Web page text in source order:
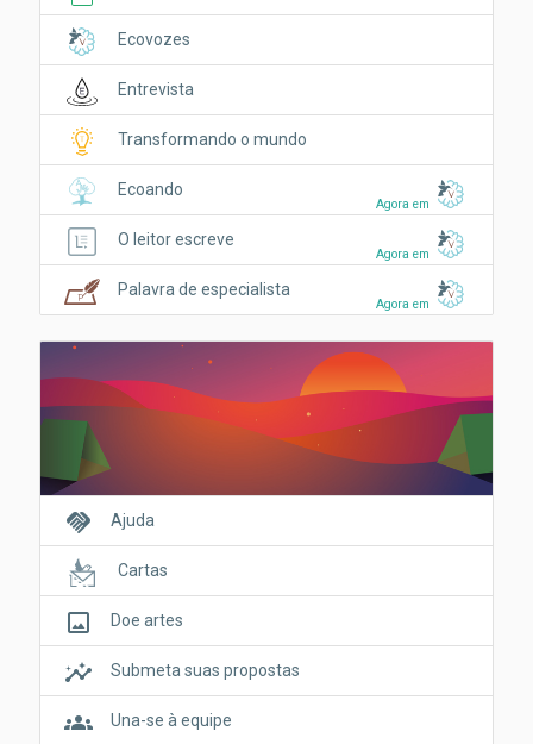
Ecovozes
Entrevista
Transformando o mundo
Agora em
Ecoando
Agora em
O leitor escreve
Agora em
Palavra de especialista
handshake Ajuda
Cartas
crop_original Doe artes
insights Submeta suas propostas
groups Una-se à equipe